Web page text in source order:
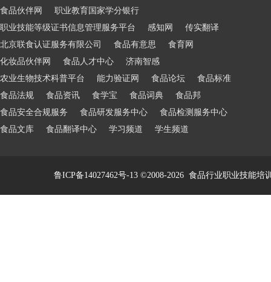
食品伙伴网
职业教育国家学分银行
职业技能等级证书信息管理服务平台
感知网
传实翻译
北京联食认证服务有限公司
食品有意思
食育网
化妆品伙伴网
食品人才中心
济南智感
农业生物技术科普平台
能力验证网 食品论坛
食品标准
食品法规
食品资讯 食学宝 食品词典
食品邦
食品安全合规服务
食品研发服务中心
食品检测服务中心
食品文库
食品翻译中心 学习频道 学生频道
鲁ICP备14027462号-13©2008-2026 食品行业职业技能培